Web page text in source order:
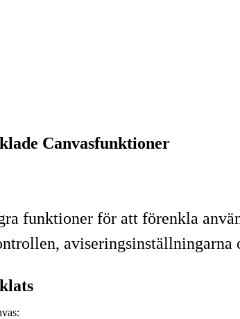
Canvasfunktioner
funktioner för att förenkla